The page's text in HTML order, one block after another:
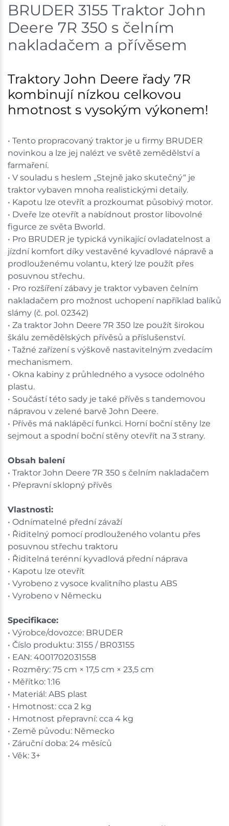
BRUDER 3155 Traktor John
Deere 7R 350 s čelním
nakladačem a přívěsem
Traktory John Deere řady 7R
kombinují nízkou celkovou
hmotnost s vysokým výkonem!
• Tento propracovaný traktor je u firmy BRUDER
novinkou a lze jej nalézt ve světě zemědělství a
farmaření.
• V souladu s heslem „Stejně jako skutečný“ je
traktor vybaven mnoha realistickými detaily.
• Kapotu lze otevřít a prozkoumat působivý motor.
• Dveře lze otevřít a nabídnout prostor libovolné
figurce ze světa Bworld.
• Pro BRUDER je typická vynikající ovladatelnost a
jízdní komfort díky vestavěné kyvadlové nápravě a
prodlouženému volantu, který lze použít přes
posuvnou střechu.
• Pro rozšíření zábavy je traktor vybaven čelním
nakladačem pro možnost uchopení například balíků
slámy (č. pol. 02342)
• Za traktor John Deere 7R 350 lze použít širokou
škálu zemědělských přívěsů a příslušenství.
• Tažné zařízení s výškově nastavitelným zvedacím
mechanismem.
• Okna kabiny z průhledného a vysoce odolného
plastu.
• Součástí této sady je také přívěs s tandemovou
nápravou v zelené barvě John Deere.
• Přívěs má naklápěcí funkci. Horní boční stěny lze
sejmout a spodní boční stěny otevřít na 3 strany.
Obsah balení
• Traktor John Deere 7R 350 s čelním nakladačem
• Přepravní sklopný přívěs
Vlastnosti:
• Odnímatelné přední závaží
• Řiditelný pomocí prodlouženého volantu přes
posuvnou střechu traktoru
• Řiditelná terénní kyvadlová přední náprava
• Kapotu lze otevřít
• Vyrobeno z vysoce kvalitního plastu ABS
• Vyrobeno v Německu
Specifikace:
• Výrobce/dovozce: BRUDER
• Číslo produktu: 3155 / BR03155
• EAN: 4001702031558
• Rozměry: 75 cm × 17,5 cm × 23,5 cm
• Měřítko: 1:16
• Materiál: ABS plast
• Hmotnost: cca 2 kg
• Hmotnost přepravní: cca 4 kg
• Země původu: Německo
• Záruční doba: 24 měsíců
• Věk: 3+